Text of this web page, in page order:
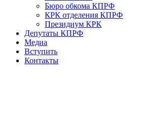
Бюро обкома КПРФ
КРК отделения КПРФ
Президиум КРК
Депутаты КПРФ
Медиа
Вступить
Контакты